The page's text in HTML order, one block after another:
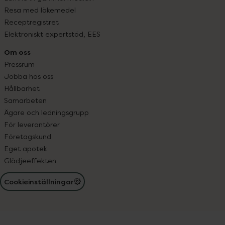
Resa med läkemedel
Receptregistret
Elektroniskt expertstöd, EES
Om oss
Pressrum
Jobba hos oss
Hållbarhet
Samarbeten
Ägare och ledningsgrupp
För leverantörer
Företagskund
Eget apotek
Glädjeeffekten
Cookieinställningar